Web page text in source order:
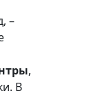
–
,
В